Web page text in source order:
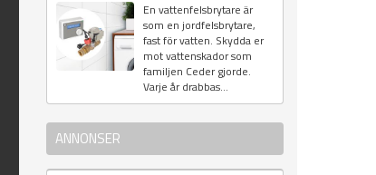
En vattenfelsbrytare är
som en jordfelsbrytare,
fast för vatten. Skydda er
mot vattenskador som
familjen Ceder gjorde.
Varje år drabbas...
ANNONSER